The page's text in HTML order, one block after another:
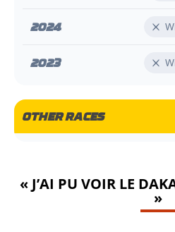
2024
2023
OTHER RACES
« J’AI PU VOIR LE
»